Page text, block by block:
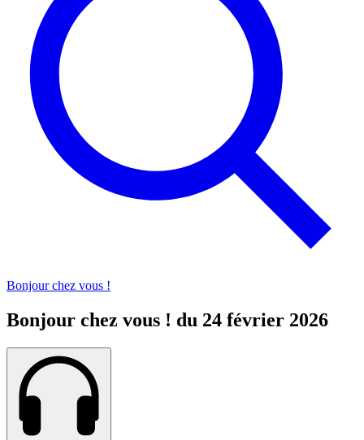
Bonjour chez vous !
Bonjour chez vous ! du 24 février 2026